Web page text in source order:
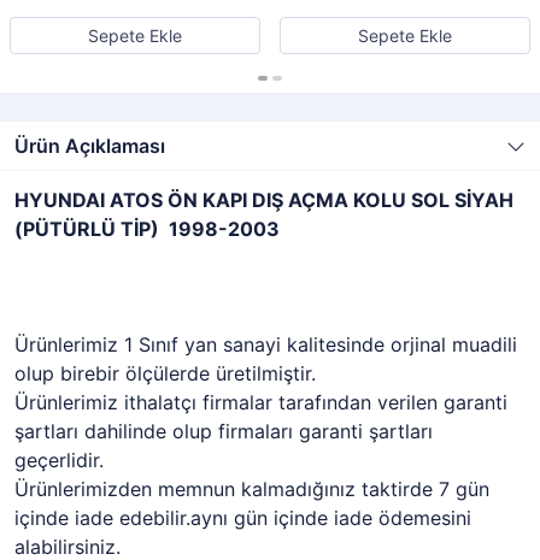
Sepete Ekle Sepete Ekle
Ürün Açıklaması
HYUNDAI ATOS ÖN KAPI DIŞ AÇMA KOLU SOL SİYAH
(PÜTÜRLÜ TİP) 1998-2003
Ürünlerimiz 1 Sınıf yan sanayi kalitesinde orjinal muadili
olup birebir ölçülerde üretilmiştir.
Ürünlerimiz ithalatçı firmalar tarafından verilen garanti
şartları dahilinde olup firmaları garanti şartları
geçerlidir.
Ürünlerimizden memnun kalmadığınız taktirde 7 gün
içinde iade edebilir.aynı gün içinde iade ödemesini
alabilirsiniz.